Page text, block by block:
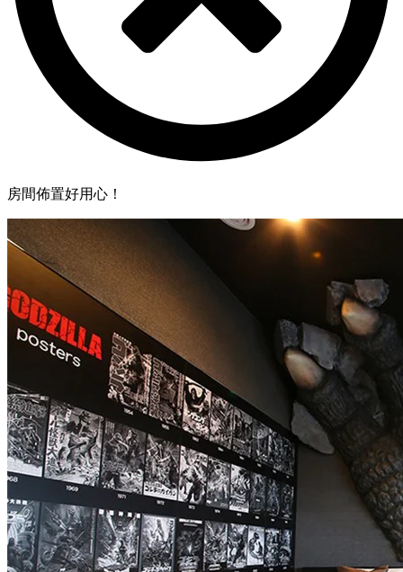
房間佈置好用心！